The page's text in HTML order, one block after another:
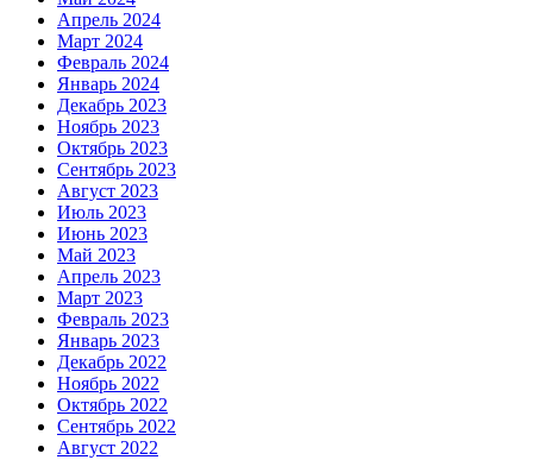
Апрель 2024
Март 2024
Февраль 2024
Январь 2024
Декабрь 2023
Ноябрь 2023
Октябрь 2023
Сентябрь 2023
Август 2023
Июль 2023
Июнь 2023
Май 2023
Апрель 2023
Март 2023
Февраль 2023
Январь 2023
Декабрь 2022
Ноябрь 2022
Октябрь 2022
Сентябрь 2022
Август 2022